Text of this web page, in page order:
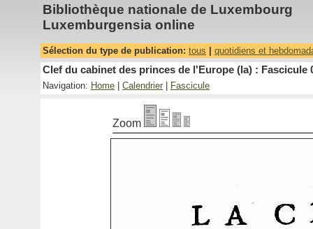
Bibliothèque nationale de Luxembourg
Luxemburgensia online
Sélection du type de publication: tous quotidiens et
Clef du cabinet des princes de l'Europe (la) : Fascicule
Navigation: Home Calendrier Fascicule
Zoom